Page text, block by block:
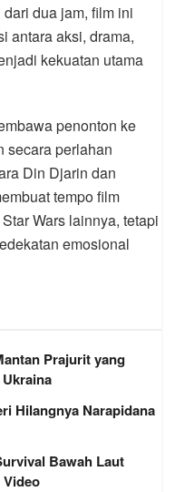
dua jam, film ini
antara aksi, drama,
kekuatan utama
penonton ke
secara perlahan
Din Djarin dan
tempo film
Wars lainnya, tetapi
emosional
Prajurit yang
Hilangnya Narapidana
Bawah Laut
Video